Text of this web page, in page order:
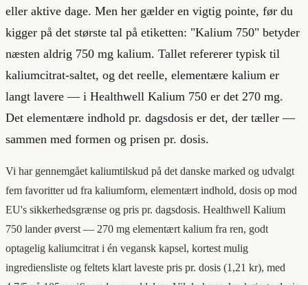
eller aktive dage. Men her gælder en vigtig pointe, før du
kigger på det største tal på etiketten: "Kalium 750" betyder
næsten aldrig 750 mg kalium. Tallet refererer typisk til
kaliumcitrat-saltet, og det reelle, elementære kalium er
langt lavere — i Healthwell Kalium 750 er det 270 mg.
Det elementære indhold pr. dagsdosis er det, der tæller —
sammen med formen og prisen pr. dosis.
Vi har gennemgået kaliumtilskud på det danske marked og udvalgt
fem favoritter ud fra kaliumform, elementært indhold, dosis op mod
EU's sikkerhedsgrænse og pris pr. dagsdosis. Healthwell Kalium
750 lander øverst — 270 mg elementært kalium fra ren, godt
optagelig kaliumcitrat i én vegansk kapsel, kortest mulig
ingrediensliste og feltets klart laveste pris pr. dosis (1,21 kr), med